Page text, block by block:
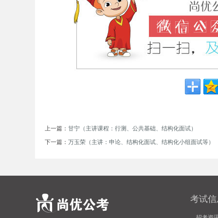
论
上一篇： 甘宁（主讲课程：行测、公共基础、结构化面试）
下一篇： 万玉荣（主讲：申论、结构化面试、结构化小组面试等）
考试